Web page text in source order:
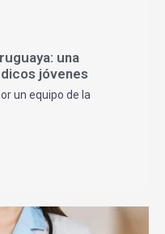
una
jóvenes
un equipo de la